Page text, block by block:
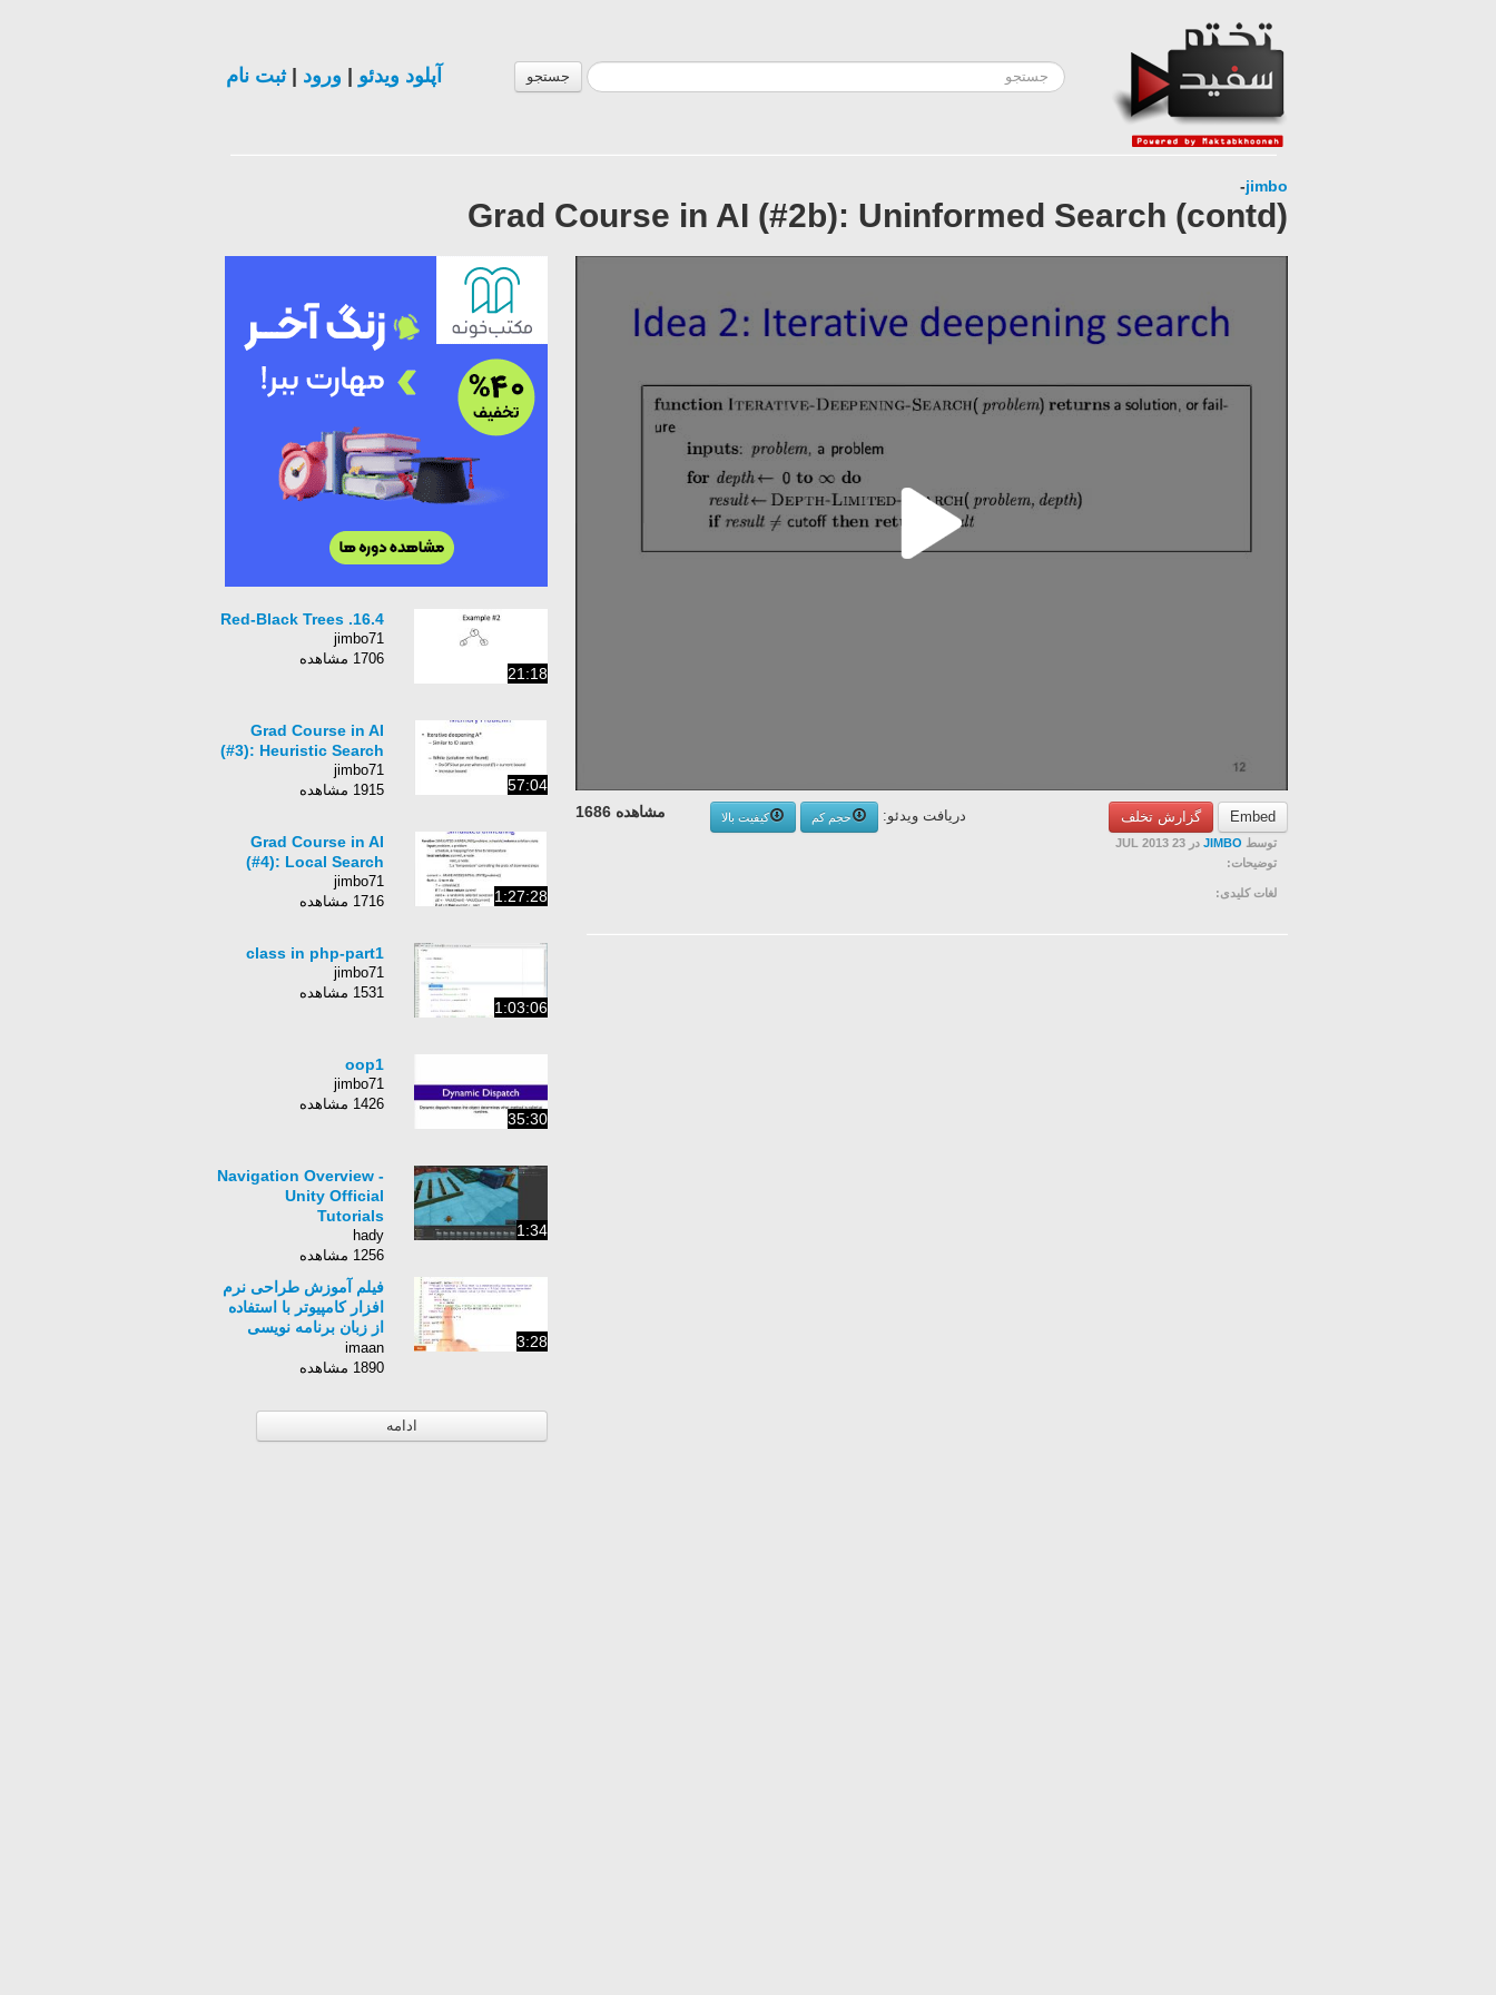
جستجو آپلود ویدئو ورود |ثبت نام
jimbo
-
Grad Course in AI (#2b): Uninformed Search (contd)
Embed گزارش تخلف مشاهده 1686 دریافت ویدئو: حجم کم
کیفیت بالا
توسط JIMBO در 23 JUL 2013
توضیحات:
لغات کلیدی:
21:18
16.4. Red-Black Trees
jimbo71
1706 مشاهده
57:04
Grad Course in AI
(#3): Heuristic Search
jimbo71
1915 مشاهده
1:27:28
Grad Course in AI
(#4): Local Search
jimbo71
1716 مشاهده
1:03:06
class in php-part1
jimbo71
1531 مشاهده
35:30
oop1
jimbo71
1426 مشاهده
1:34
Navigation Overview -
Unity Official
Tutorials
hady
1256 مشاهده
3:28
فیلم آموزش طراحی نرم
افزار کامپیوتر با استفاده
از زبان برنامه نویسی
زبان انگلیسی - بخش 208
imaan
1890 مشاهده
ادامه